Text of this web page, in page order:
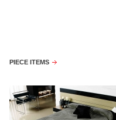
PIECE ITEMS